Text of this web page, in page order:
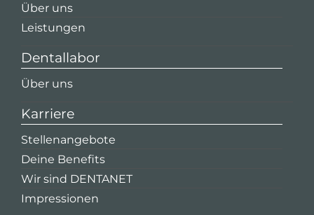
Über uns
Leistungen
Dentallabor
Über uns
Karriere
Stellenangebote
Deine Benefits
Wir sind DENTANET
Impressionen